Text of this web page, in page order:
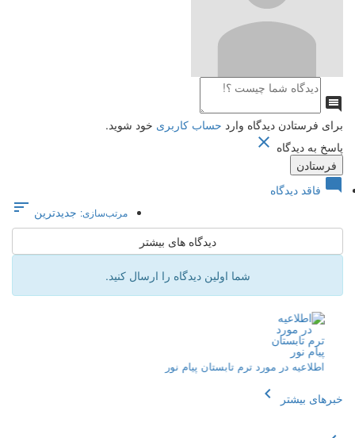

برای فرستادن دیدگاه وارد حساب کاربری خود شوید.
پاسخ به دیدگاه 
 فاقد دیدگاه
مرتب‌سازی: جدیدترین 
دیدگاه های بیشتر
شما اولین دیدگاه را ارسال کنید.
اطلاعیه ثبت نمرات تشریحی
خبرهای بیشتر chevron_left